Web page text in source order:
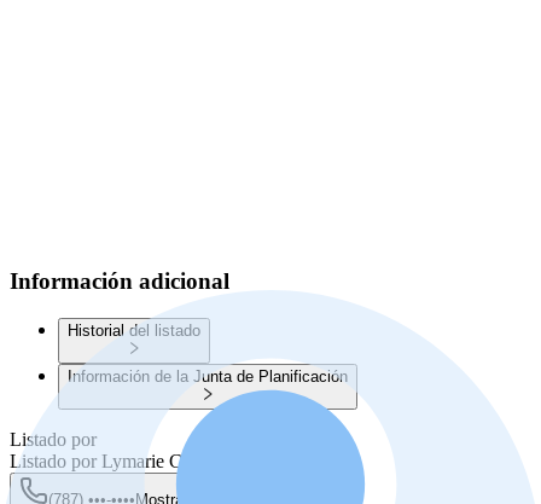
Información adicional
Historial del listado
Información de la Junta de Planificación
Listado por
Listado por Lymarie Candelario Martinez
(787) •••-••••Mostrar